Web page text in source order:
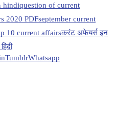
hindiquestion of current
2020 PDFseptember current
10 current affairsकरंट अफेयर्स इन
TumblrWhatsapp